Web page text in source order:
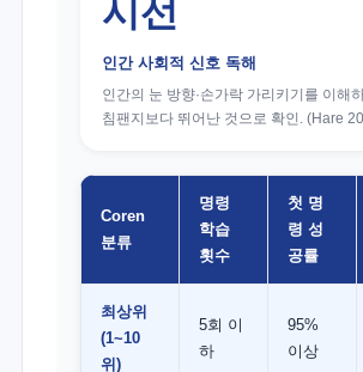
시선
인간 사회적 신호 독해
인간의 눈 방향·손가락 가리키기를 이해
침팬지보다 뛰어난 것으로 확인. (Hare
Coren
분류
명령
학습
횟수
첫 명
령 성
공률
최상위
(1~10
위)
5회 이
하
95%
이상